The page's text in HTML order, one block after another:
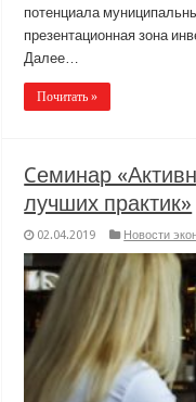
потенциала
презентационная зона
Далее…
Почитать »
Cеминар
лучших практик»
02.04.2019 Новости